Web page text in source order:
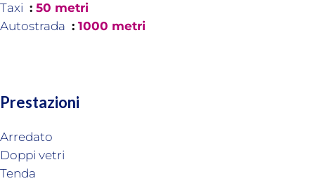
Taxi
50 metri
Autostrada
1000 metri
Prestazioni
Arredato
Doppi vetri
Tenda